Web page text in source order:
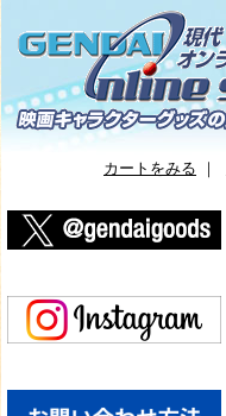
カートをみる ｜